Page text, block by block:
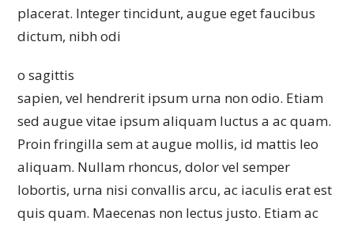
placerat. Integer tincidunt, augue eget faucibus
dictum, nibh odi
o sagittis
sapien, vel hendrerit ipsum urna non odio. Etiam
sed augue vitae ipsum aliquam luctus a ac quam.
Proin fringilla sem at augue mollis, id mattis leo
aliquam. Nullam rhoncus, dolor vel semper
lobortis, urna nisi convallis arcu, ac iaculis erat est
quis quam. Maecenas non lectus justo. Etiam ac